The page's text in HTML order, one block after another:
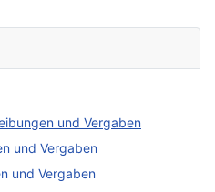
und Vergaben
und Vergaben
und Vergaben